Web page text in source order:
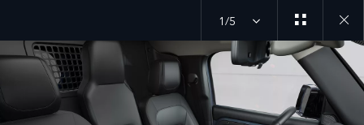
1/5
Close
gallery